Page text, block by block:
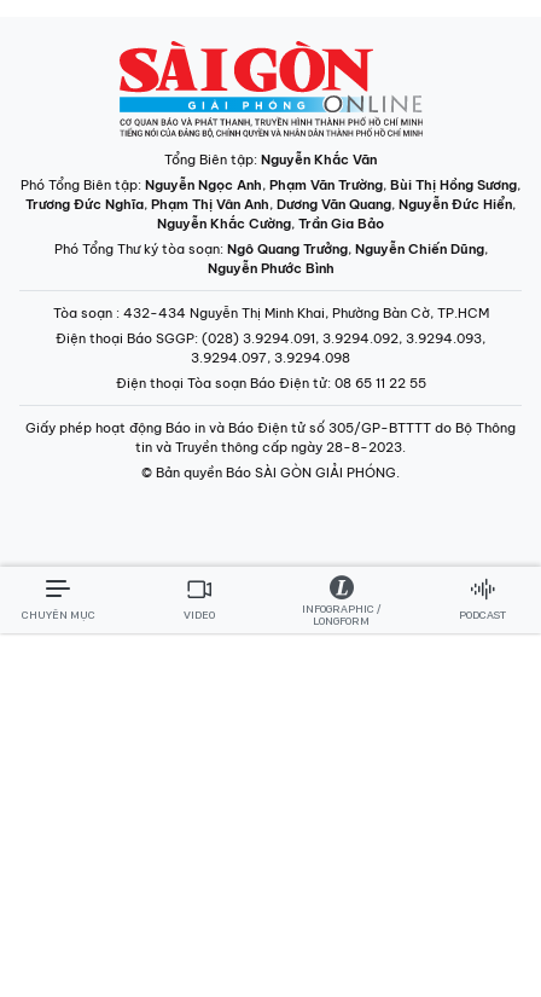
Tổng Biên tập: Nguyễn Khắc Văn
Phó Tổng Biên tập: Nguyễn Ngọc Anh, Phạm Văn Trường, Bùi Thị Hồng Sương,
Trương Đức Nghĩa, Phạm Thị Vân Anh, Dương Văn Quang, Nguyễn Đức Hiển,
Nguyễn Khắc Cường, Trần Gia Bảo
Phó Tổng Thư ký tòa soạn: Ngô Quang Trưởng, Nguyễn Chiến Dũng,
Nguyễn Phước Bình
Tòa soạn : 432-434 Nguyễn Thị Minh Khai, Phường Bàn Cờ, TP.HCM
Điện thoại Báo SGGP: (028) 3.9294.091, 3.9294.092, 3.9294.093,
3.9294.097, 3.9294.098
Điện thoại Tòa soạn Báo Điện tử: 08 65 11 22 55
Giấy phép hoạt động Báo in và Báo Điện tử số 305/GP-BTTTT do Bộ Thông
tin và Truyền thông cấp ngày 28-8-2023.
© Bản quyền Báo SÀI GÒN GIẢI PHÓNG.
CHUYÊN MỤC VIDEO
INFOGRAPHIC /
LONGFORM
PODCAST